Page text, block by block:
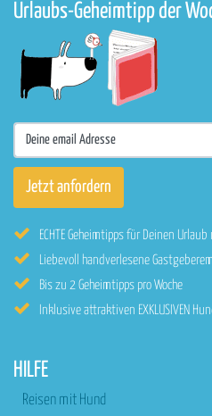
Urlaubs-Geheimtipp der
ECHTE Geheimtipps für Deinen
Liebevoll handverlesene
Bis zu 2 Geheimtipps pro Woche
Inklusive attraktiven EXKLUSIVEN
HILFE
Reisen mit Hund